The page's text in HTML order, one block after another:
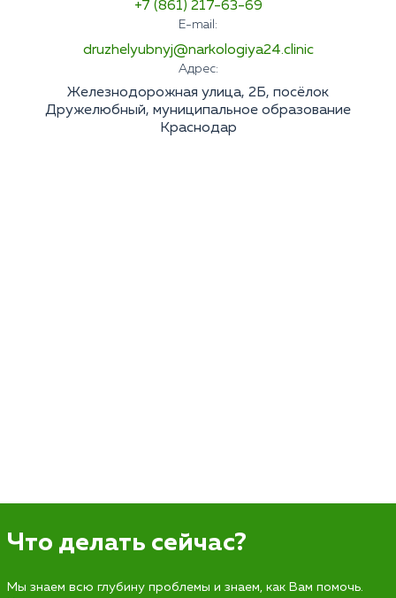
+7 (861) 217-63-69
E-mail:
druzhelyubnyj@narkologiya24.clinic
Адрес:
Железнодорожная улица, 2Б, посёлок
Дружелюбный, муниципальное образование
Краснодар
Что делать сейчас?
Мы знаем всю глубину проблемы и знаем, как Вам помочь.